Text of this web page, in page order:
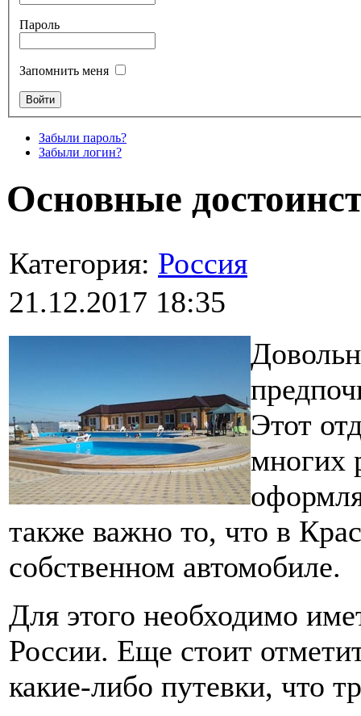
Пароль
Запомнить меня
Забыли пароль?
Забыли логин?
Основные
Категория: Россия
21.12.2017 18:35
Этот
многих
также важно то, что в
собственном автомобиле.
Для этого необходимо
России. Еще стоит
какие-либо путевки, что